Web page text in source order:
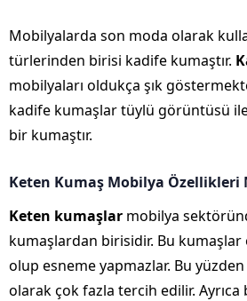
Mobilyalarda son moda olarak
türlerinden birisi kadife kumaştır.
mobilyaları oldukça şık
kadife kumaşlar tüylü görüntüsü
bir kumaştır.
Keten Kumaş Mobilya Özellikleri
Keten kumaşlar mobilya
kumaşlardan birisidir. Bu kumaşlar
olup esneme yapmazlar. Bu
olarak çok fazla tercih edilir. Ayrıca